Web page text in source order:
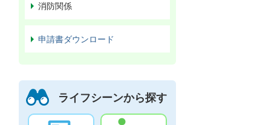
消防関係
申請書ダウンロード
ライフシーンから探す